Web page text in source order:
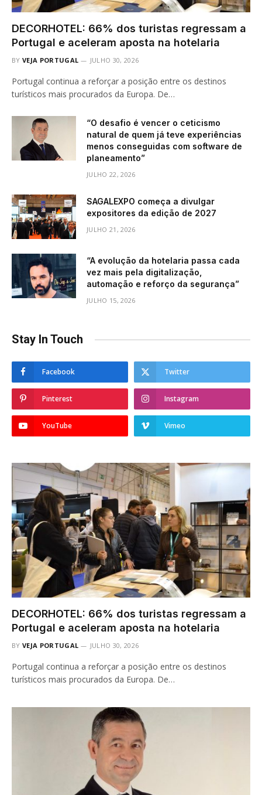
DECORHOTEL: 66% dos turistas regressam a
Portugal e aceleram aposta na hotelaria
BY VEJA PORTUGAL JULHO 30, 2026
Portugal continua a reforçar a posição entre os destinos
turísticos mais procurados da Europa. De…
“O desafio é vencer o ceticismo
natural de quem já teve experiências
menos conseguidas com software de
planeamento”
JULHO 22, 2026
SAGALEXPO começa a divulgar
expositores da edição de 2027
JULHO 21, 2026
“A evolução da hotelaria passa cada
vez mais pela digitalização,
automação e reforço da segurança”
JULHO 15, 2026
Stay In Touch
Facebook Twitter
Pinterest Instagram
YouTube Vimeo
DECORHOTEL: 66% dos turistas regressam a
Portugal e aceleram aposta na hotelaria
BY VEJA PORTUGAL JULHO 30, 2026
Portugal continua a reforçar a posição entre os destinos
turísticos mais procurados da Europa. De…